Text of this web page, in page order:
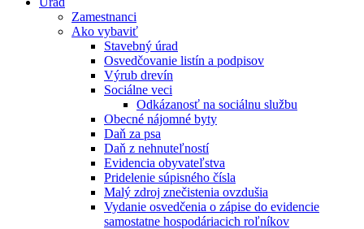
Zamestnanci
Ako vybaviť
Stavebný úrad
Osvedčovanie listín a podpisov
Výrub drevín
Sociálne veci
Odkázanosť na sociálnu službu
Obecné nájomné byty
Daň za psa
Daň z nehnuteľností
Evidencia obyvateľstva
Pridelenie súpisného čísla
Malý zdroj znečistenia ovzdušia
Vydanie osvedčenia o zápise do evidencie
samostatne hospodáriacich roľníkov